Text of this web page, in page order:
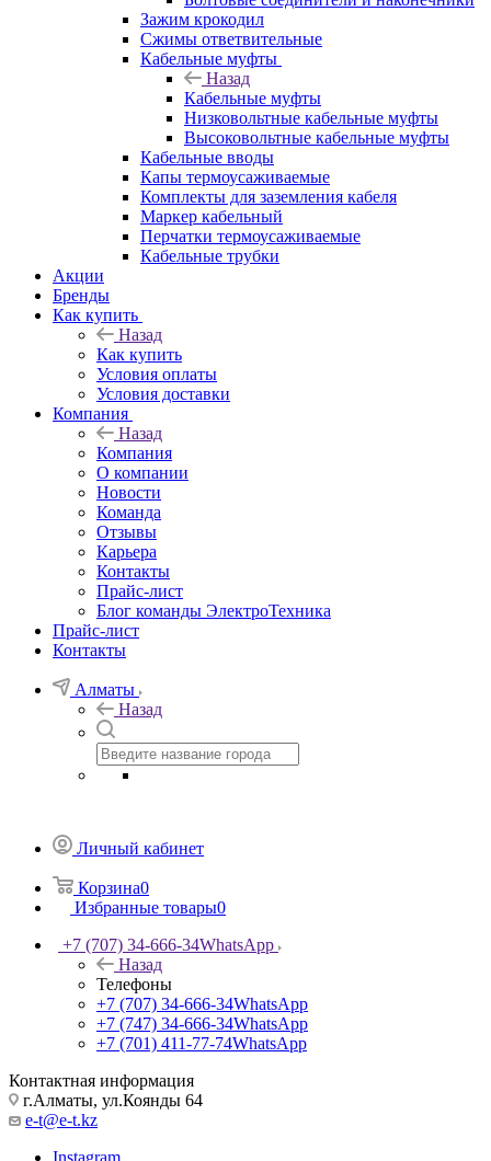
Зажим крокодил
Сжимы ответвительные
Кабельные муфты
Назад
Кабельные муфты
Низковольтные кабельные муфты
Высоковольтные кабельные муфты
Кабельные вводы
Капы термоусаживаемые
Комплекты для заземления кабеля
Маркер кабельный
Перчатки термоусаживаемые
Кабельные трубки
Акции
Бренды
Как купить
Назад
Как купить
Условия оплаты
Условия доставки
Компания
Назад
Компания
О компании
Новости
Команда
Отзывы
Карьера
Контакты
Прайс-лист
Блог команды ЭлектроТехника
Прайс-лист
Контакты
Алматы
Назад
Личный кабинет
Корзина0
Избранные товары0
+7 (707) 34-666-34WhatsApp
Назад
Телефоны
+7 (707) 34-666-34WhatsApp
+7 (747) 34-666-34WhatsApp
+7 (701) 411-77-74WhatsApp
Контактная информация
г.Алматы, ул.Коянды 64
e-t@e-t.kz
Instagram